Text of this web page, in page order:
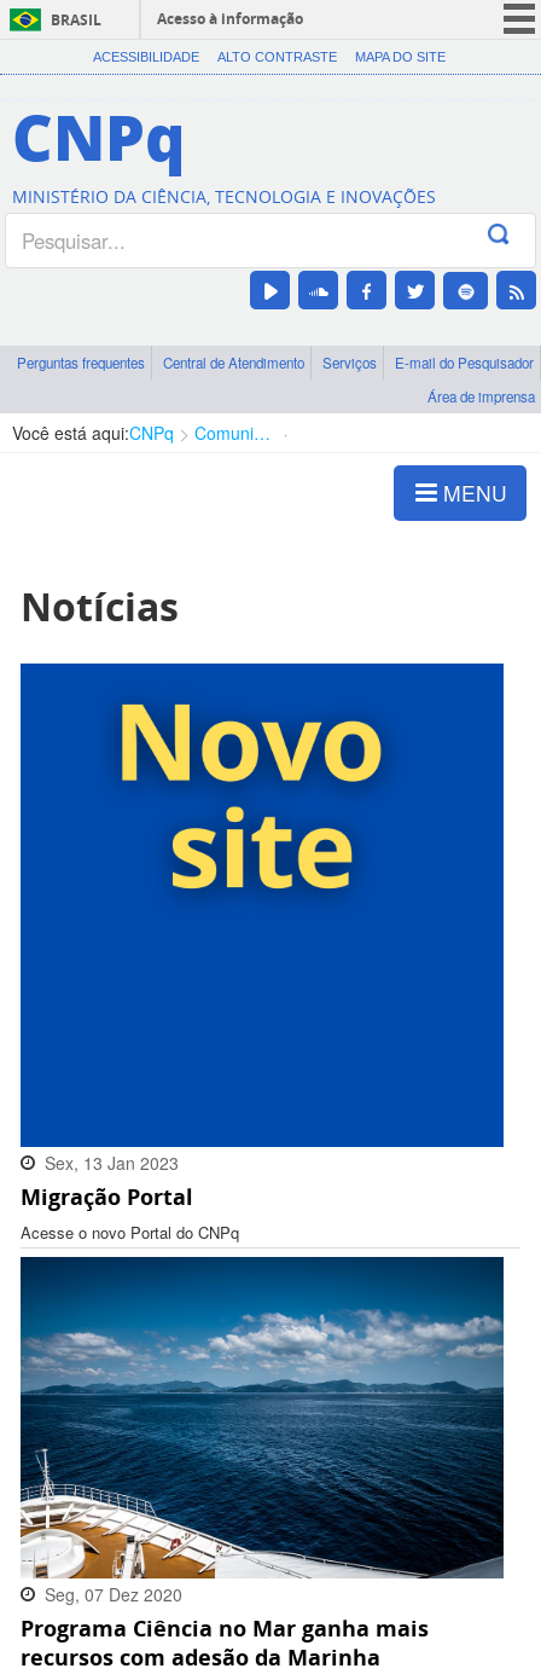
BRASIL
Acesso à informação
CORONAVÍRUS (COVID-19)
Canais
ACESSIBILIDADE ALTO CONTRASTE MAPA DO SITE
CNPq
MINISTÉRIO DA CIÊNCIA, TECNOLOGIA E INOVAÇÕES
Perguntas frequentes Central de Atendimento Serviços
E-mail do Pesquisador
Área de imprensa
Você está aqui:CNPq Comunicação
MENU
Notícias
Sex, 13 Jan 2023
16:32:00 -0300
Migração Portal
Acesse o novo Portal do CNPq
Seg, 07 Dez 2020
12:31:00 -0300
Programa Ciência no Mar ganha mais
recursos com adesão da Marinha